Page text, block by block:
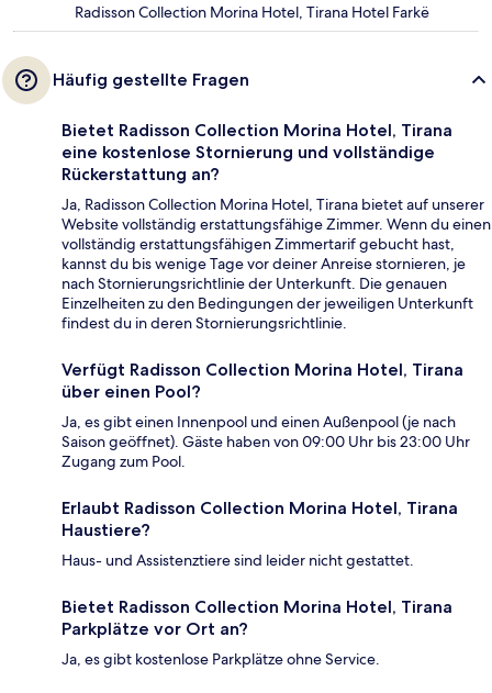
Radisson Collection Morina Hotel, Tirana Hotel Farkë
Häufig gestellte Fragen
Bietet Radisson Collection Morina Hotel, Tirana
eine kostenlose Stornierung und vollständige
Rückerstattung an?
Ja, Radisson Collection Morina Hotel, Tirana bietet auf unserer
Website vollständig erstattungsfähige Zimmer. Wenn du einen
vollständig erstattungsfähigen Zimmertarif gebucht hast,
kannst du bis wenige Tage vor deiner Anreise stornieren, je
nach Stornierungsrichtlinie der Unterkunft. Die genauen
Einzelheiten zu den Bedingungen der jeweiligen Unterkunft
findest du in deren Stornierungsrichtlinie.
Verfügt Radisson Collection Morina Hotel, Tirana
über einen Pool?
Ja, es gibt einen Innenpool und einen Außenpool (je nach
Saison geöffnet). Gäste haben von 09:00 Uhr bis 23:00 Uhr
Zugang zum Pool.
Erlaubt Radisson Collection Morina Hotel, Tirana
Haustiere?
Haus- und Assistenztiere sind leider nicht gestattet.
Bietet Radisson Collection Morina Hotel, Tirana
Parkplätze vor Ort an?
Ja, es gibt kostenlose Parkplätze ohne Service.